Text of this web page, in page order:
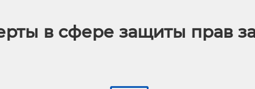
в сфере защиты прав